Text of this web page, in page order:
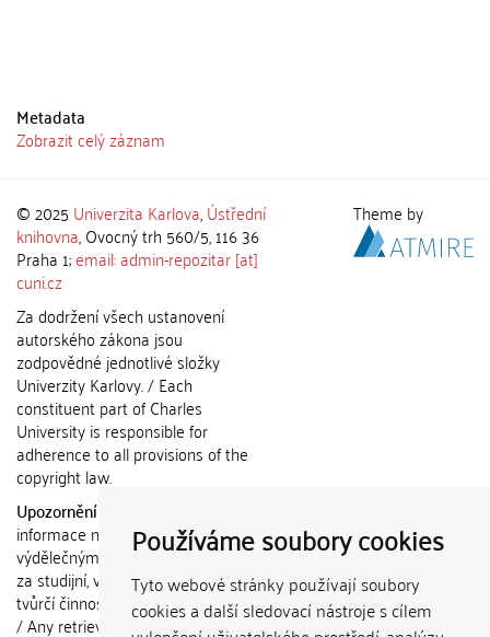
Používáme soubory cookies
Tyto webové stránky používají soubory
cookies a další sledovací nástroje s cílem
Metadata
Zobrazit celý záznam
© 2025 Univerzita Karlova,Ústřední
knihovna, Ovocný trh 560/5, 116 36
Praha 1;email: admin-repozitar [at]
cuni.cz
Za dodržení všech ustanovení
autorského zákona jsou
zodpovědné jednotlivé složky
Univerzity Karlovy. / Each
constituent part of Charles
University is responsible for
adherence to all provisions of the
copyright law.
Upozornění / Notice:
informace nemohou být použity k
výdělečným účelům nebo vydávány
za studijní, vědeckou nebo jinou
tvůrčí činnost jiné osoby než autora.
/ Any retrieved information shall not
Theme by